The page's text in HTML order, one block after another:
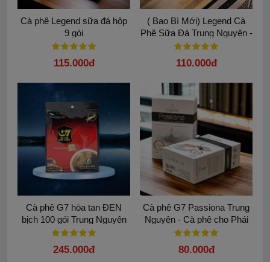
Cà phê Legend sữa đá hộp
9 gói
115.000đ
( Bao Bì Mới) Legend Cà
Phê Sữa Đá Trung Nguyên -
Hộp 9 gói
110.000đ
Cà phê G7 hòa tan ĐEN
bịch 100 gói Trung Nguyên
245.000đ
Cà phê G7 Passiona Trung
Nguyên - Cà phê cho Phái
Nữ
80.000đ